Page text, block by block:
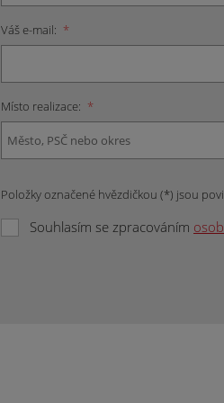
Váš e-mail: *
Místo realizace: *
Položky označené hvězdičkou (*) jsou
Souhlasím se zpracováním